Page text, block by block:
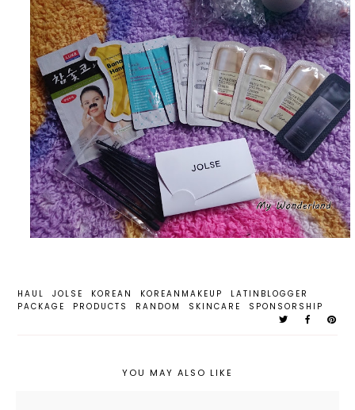
HAUL JOLSE KOREAN KOREANMAKEUP
LATINBLOGGER
PACKAGE
PRODUCTS RANDOM SKINCARE SPONSORSHIP
YOU MAY ALSO LIKE